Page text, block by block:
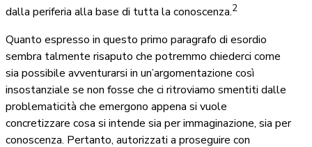
dalla periferia alla base di tutta la conoscenza.2
Quanto espresso in questo primo paragrafo di esordio
sembra talmente risaputo che potremmo chiederci come
sia possibile avventurarsi in un’argomentazione così
insostanziale se non fosse che ci ritroviamo smentiti dalle
problematicità che emergono appena si vuole
concretizzare cosa si intende sia per immaginazione, sia per
conoscenza. Pertanto, autorizzati a proseguire con